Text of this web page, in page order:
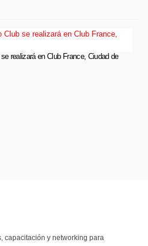
realizará en Club France, Ciudad de
capacitación y networking para